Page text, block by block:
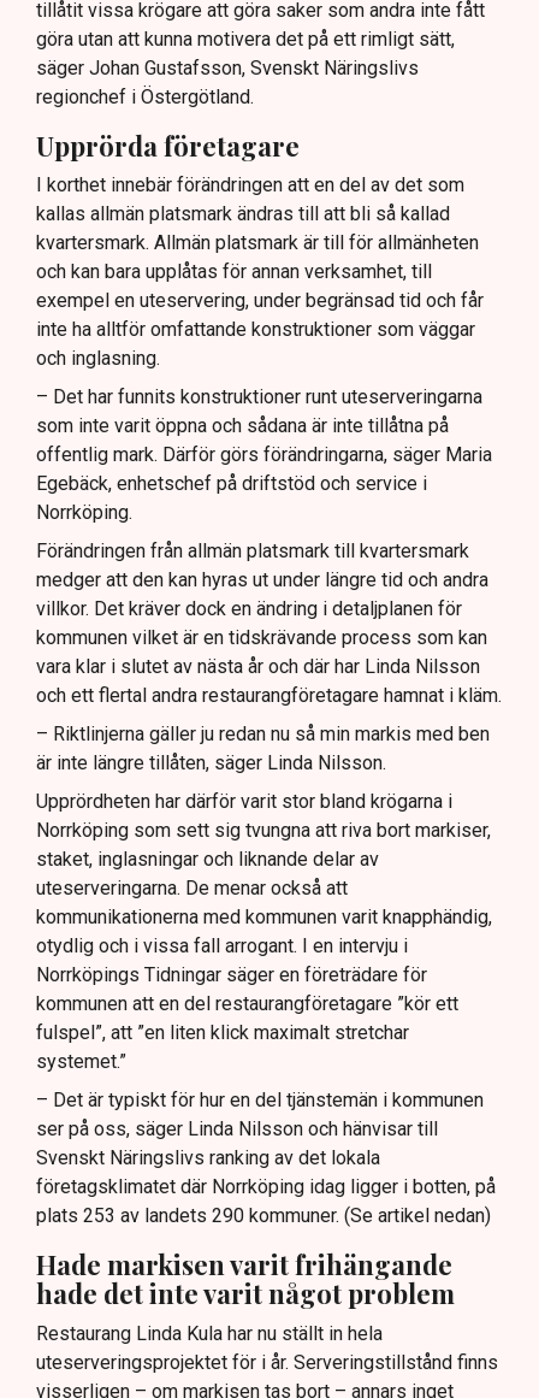
tillåtit vissa krögare att göra saker som andra inte fått
göra utan att kunna motivera det på ett rimligt sätt,
säger Johan Gustafsson, Svenskt Näringslivs
regionchef i Östergötland.
Upprörda företagare
I korthet innebär förändringen att en del av det som
kallas allmän platsmark ändras till att bli så kallad
kvartersmark. Allmän platsmark är till för allmänheten
och kan bara upplåtas för annan verksamhet, till
exempel en uteservering, under begränsad tid och får
inte ha alltför omfattande konstruktioner som väggar
och inglasning.
– Det har funnits konstruktioner runt uteserveringarna
som inte varit öppna och sådana är inte tillåtna på
offentlig mark. Därför görs förändringarna, säger Maria
Egebäck, enhetschef på driftstöd och service i
Norrköping.
Förändringen från allmän platsmark till kvartersmark
medger att den kan hyras ut under längre tid och andra
villkor. Det kräver dock en ändring i detaljplanen för
kommunen vilket är en tidskrävande process som kan
vara klar i slutet av nästa år och där har Linda Nilsson
och ett flertal andra restaurangföretagare hamnat i kläm.
– Riktlinjerna gäller ju redan nu så min markis med ben
är inte längre tillåten, säger Linda Nilsson.
Upprördheten har därför varit stor bland krögarna i
Norrköping som sett sig tvungna att riva bort markiser,
staket, inglasningar och liknande delar av
uteserveringarna. De menar också att
kommunikationerna med kommunen varit knapphändig,
otydlig och i vissa fall arrogant. I en intervju i
Norrköpings Tidningar säger en företrädare för
kommunen att en del restaurangföretagare ”kör ett
fulspel”, att ”en liten klick maximalt stretchar
systemet.”
– Det är typiskt för hur en del tjänstemän i kommunen
ser på oss, säger Linda Nilsson och hänvisar till
Svenskt Näringslivs ranking av det lokala
företagsklimatet där Norrköping idag ligger i botten, på
plats 253 av landets 290 kommuner. (Se artikel nedan)
Hade markisen varit frihängande
hade det inte varit något problem
Restaurang Linda Kula har nu ställt in hela
uteserveringsprojektet för i år. Serveringstillstånd finns
visserligen – om markisen tas bort – annars inget